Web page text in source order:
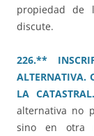
propiedad de
discute.
226.**
ALTERNATIVA.
LA CATASTRAL.
alternativa no
sino en otra